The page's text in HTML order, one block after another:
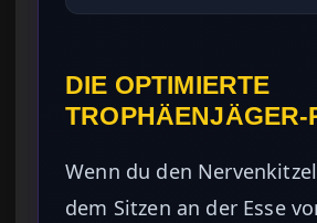
DIE OPTIMIERTE
TROPHÄENJÄGER-
Wenn du den
dem Sitzen an der Esse